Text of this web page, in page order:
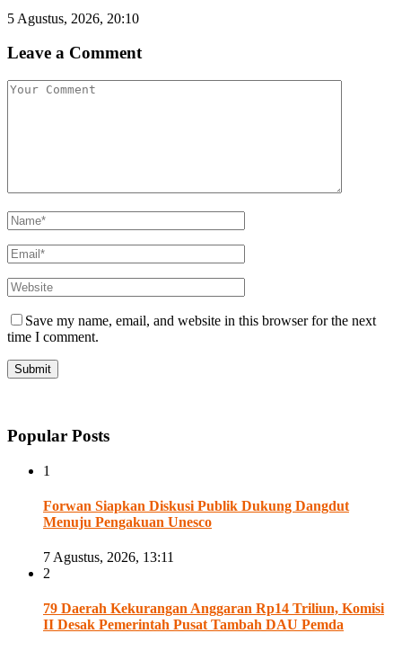
5 Agustus, 2026, 20:10
Leave a Comment
Save my name, email, and website in this browser for the next
time I comment.
Popular Posts
1
Forwan Siapkan Diskusi Publik Dukung Dangdut
Menuju Pengakuan Unesco
7 Agustus, 2026, 13:11
2
79 Daerah Kekurangan Anggaran Rp14 Triliun, Komisi
II Desak Pemerintah Pusat Tambah DAU Pemda